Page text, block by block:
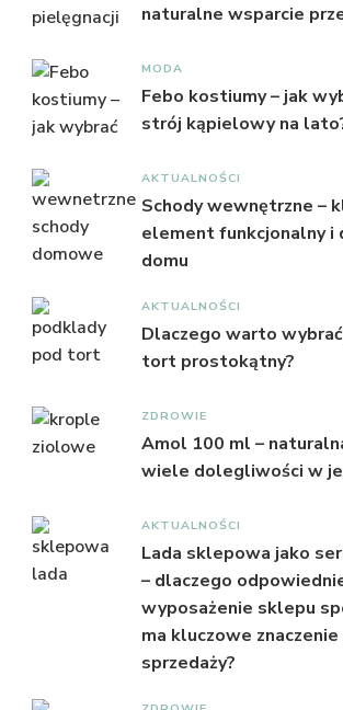
naturalne wsparcie
MODA
Febo kostiumy – jak
strój kąpielowy na
AKTUALNOŚCI
Schody wewnętrzne –
element funkcjonalny i
domu
AKTUALNOŚCI
Dlaczego warto
tort prostokątny?
ZDROWIE
Amol 100 ml –
wiele dolegliwości w
AKTUALNOŚCI
Lada sklepowa jako
– dlaczego
wyposażenie sklepu
ma kluczowe
sprzedaży?